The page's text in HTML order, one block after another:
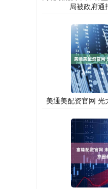
局被政府通
美通美配资官网